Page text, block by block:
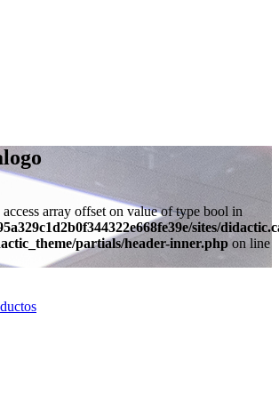
array offset on value of type bool in
sites/
partials/header-inner.php on line